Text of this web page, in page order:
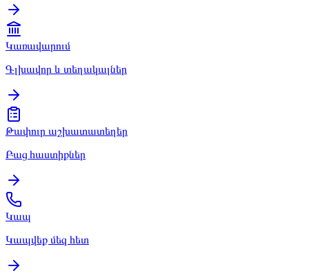
Կառավարում
Գլխավոր և տեղակալներ
Թափուր աշխատատեղեր
Բաց հաստիքներ
Կապ
Կապվեք մեզ հետ